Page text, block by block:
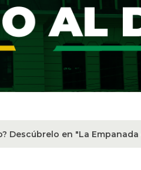
Descúbrelo en "La